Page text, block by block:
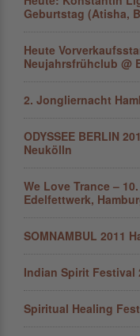
Geburtstag (Atisha,
Heute
Neujahrsfrühclub @
2. Jongliernacht
ODYSSEE BERLIN
Neukölln
We Love Trance –
Edelfettwerk,
SOMNAMBUL 2011
Indian Spirit Festival
Spiritual Healing